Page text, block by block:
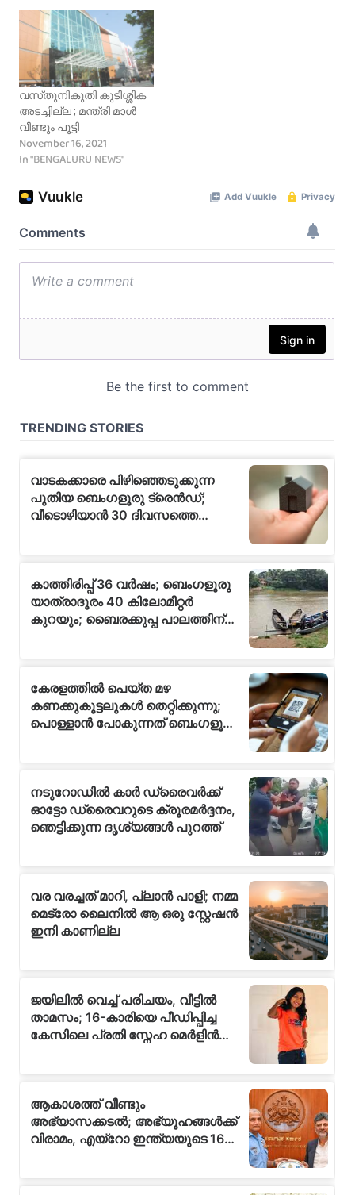
വസ്‌തുനികുതി കുടിശ്ശിക
അടച്ചില്ല ; മന്ത്രി മാൾ
വീണ്ടും പൂട്ടി
November 16, 2021
In "BENGALURU NEWS"